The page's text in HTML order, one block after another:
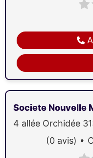
Societe Nouvelle
4 allée Orchidée
(0 avis)